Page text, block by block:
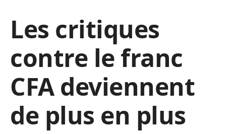
Les critiques
contre le franc
CFA deviennent
de plus en plus